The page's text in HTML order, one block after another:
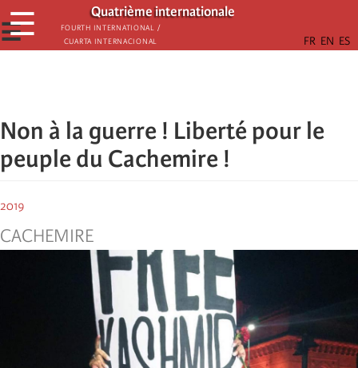
Aller
au
contenu
Quatrième internationale
Fourth International /
Cuarta Internacional
☰
☰
Non à la guerre ! Liberté pour le
peuple du Cachemire !
2019
CACHEMIRE